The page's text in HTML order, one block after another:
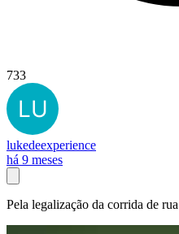
733
lukedeexperience
há 9 meses
Pela legalização da corrida de